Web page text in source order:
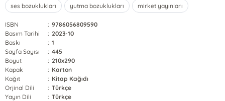
ses bozuklukları yutma bozuklukları mirket yayınları
ISBN : 9786056809590
Basım Tarihi
: 2023-10
Baskı
: 1
Sayfa Sayısı
: 445
Boyut
: 210x290
Kapak
: Karton
Kağıt
: Kitap Kağıdı
Orjinal Dili
: Türkçe
Yayın Dili
: Türkçe